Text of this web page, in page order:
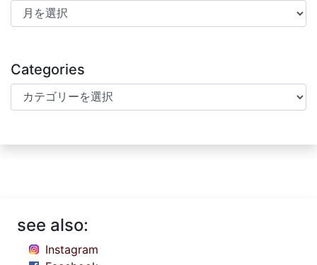
Archives
Categories
Categories
see also:
Instagram